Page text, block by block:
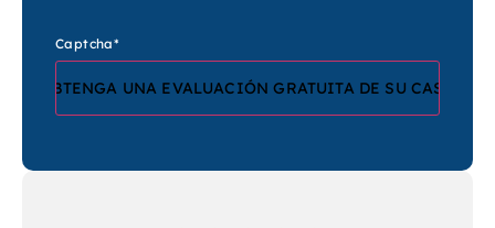
Captcha*